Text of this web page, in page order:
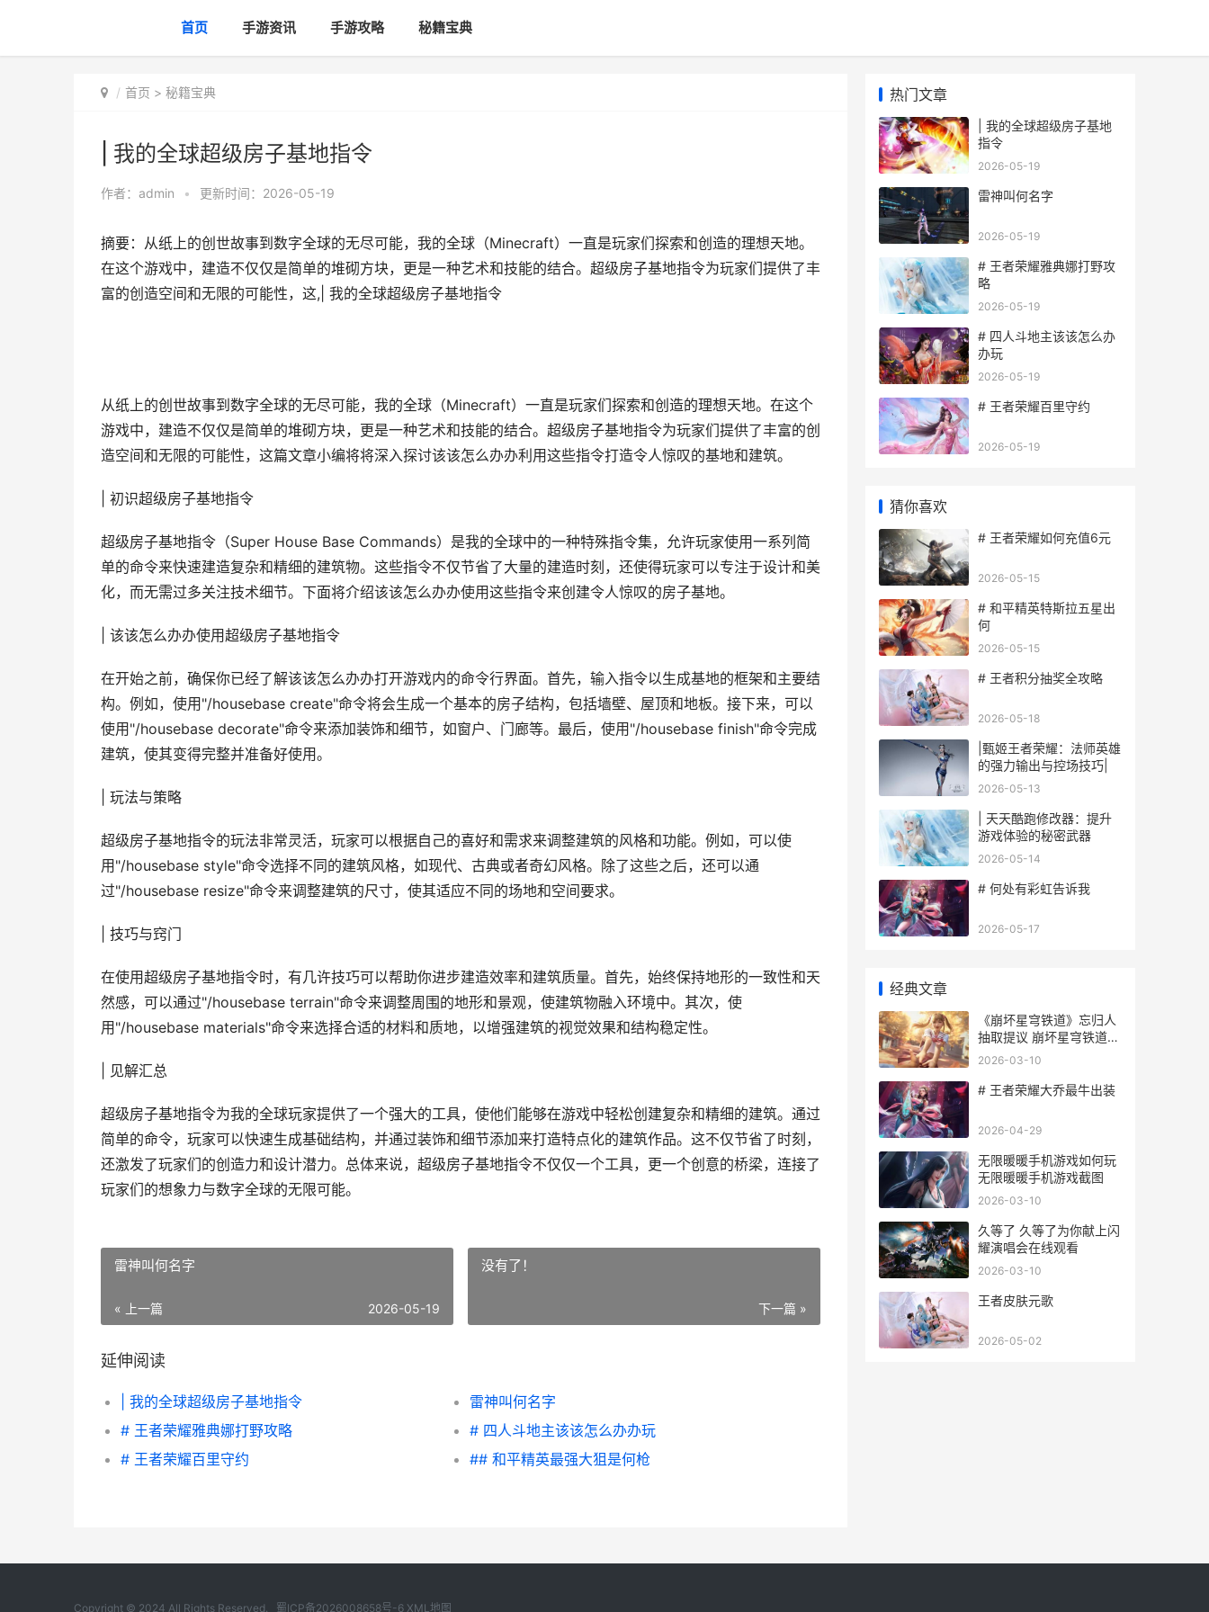
首页 手游资讯 手游攻略 秘籍宝典
首页 > 秘籍宝典
| 我的全球超级房子基地指令
作者： admin • 更新时间：2026-05-19
摘要：从纸上的创世故事到数字全球的无尽可能，我的全球（Minecraft）一直是玩家们探索和创造的理想天地。
在这个游戏中，建造不仅仅是简单的堆砌方块，更是一种艺术和技能的结合。超级房子基地指令为玩家们提供了丰
富的创造空间和无限的可能性，这,| 我的全球超级房子基地指令
从纸上的创世故事到数字全球的无尽可能，我的全球（Minecraft）一直是玩家们探索和创造的理想天地。在这个
游戏中，建造不仅仅是简单的堆砌方块，更是一种艺术和技能的结合。超级房子基地指令为玩家们提供了丰富的创
造空间和无限的可能性，这篇文章小编将将深入探讨该该怎么办办利用这些指令打造令人惊叹的基地和建筑。
| 初识超级房子基地指令
超级房子基地指令（Super House Base Commands）是我的全球中的一种特殊指令集，允许玩家使用一系列简
单的命令来快速建造复杂和精细的建筑物。这些指令不仅节省了大量的建造时刻，还使得玩家可以专注于设计和美
化，而无需过多关注技术细节。下面将介绍该该怎么办办使用这些指令来创建令人惊叹的房子基地。
| 该该怎么办办使用超级房子基地指令
在开始之前，确保你已经了解该该怎么办办打开游戏内的命令行界面。首先，输入指令以生成基地的框架和主要结
构。例如，使用"/housebase create"命令将会生成一个基本的房子结构，包括墙壁、屋顶和地板。接下来，可以
使用"/housebase decorate"命令来添加装饰和细节，如窗户、门廊等。最后，使用"/housebase finish"命令完成
建筑，使其变得完整并准备好使用。
| 玩法与策略
超级房子基地指令的玩法非常灵活，玩家可以根据自己的喜好和需求来调整建筑的风格和功能。例如，可以使
用"/housebase style"命令选择不同的建筑风格，如现代、古典或者奇幻风格。除了这些之后，还可以通
过"/housebase resize"命令来调整建筑的尺寸，使其适应不同的场地和空间要求。
| 技巧与窍门
在使用超级房子基地指令时，有几许技巧可以帮助你进步建造效率和建筑质量。首先，始终保持地形的一致性和天
然感，可以通过"/housebase terrain"命令来调整周围的地形和景观，使建筑物融入环境中。其次，使
用"/housebase materials"命令来选择合适的材料和质地，以增强建筑的视觉效果和结构稳定性。
| 见解汇总
超级房子基地指令为我的全球玩家提供了一个强大的工具，使他们能够在游戏中轻松创建复杂和精细的建筑。通过
简单的命令，玩家可以快速生成基础结构，并通过装饰和细节添加来打造特点化的建筑作品。这不仅节省了时刻，
还激发了玩家们的创造力和设计潜力。总体来说，超级房子基地指令不仅仅一个工具，更一个创意的桥梁，连接了
玩家们的想象力与数字全球的无限可能。
雷神叫何名字
« 上一篇 2026-05-19
没有了！
下一篇 »
延伸阅读
| 我的全球超级房子基地指令
雷神叫何名字
# 王者荣耀雅典娜打野攻略
# 四人斗地主该该怎么办办玩
# 王者荣耀百里守约
## 和平精英最强大狙是何枪
热门文章
| 我的全球超级房子基地
指令
2026-05-19
雷神叫何名字
2026-05-19
# 王者荣耀雅典娜打野攻
略
2026-05-19
# 四人斗地主该该怎么办
办玩
2026-05-19
# 王者荣耀百里守约
2026-05-19
猜你喜欢
# 王者荣耀如何充值6元
2026-05-15
# 和平精英特斯拉五星出
何
2026-05-15
# 王者积分抽奖全攻略
2026-05-18
|甄姬王者荣耀：法师英雄
的强力输出与控场技巧|
2026-05-13
| 天天酷跑修改器：提升
游戏体验的秘密武器
2026-05-14
# 何处有彩虹告诉我
2026-05-17
经典文章
《崩坏星穹铁道》忘归人
抽取提议 崩坏星穹铁道云
游戏
2026-03-10
# 王者荣耀大乔最牛出装
2026-04-29
无限暖暖手机游戏如何玩
无限暖暖手机游戏截图
2026-03-10
久等了 久等了为你献上闪
耀演唱会在线观看
2026-03-10
王者皮肤元歌
2026-05-02
Copyright © 2024 All Rights Reserved. 蜀ICP备2026008658号-6 XML地图